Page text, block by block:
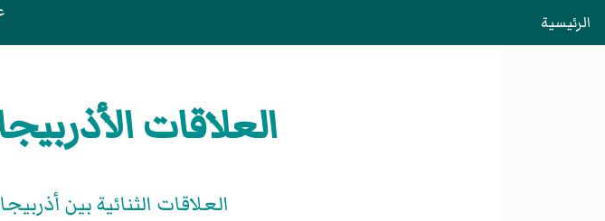
الرئيسية
العلاقات
العلاقات الثنائية بين